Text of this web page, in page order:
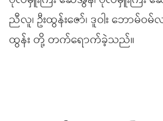
ညီလူ၊ ဦးထွန်းဇော်၊ ဒူဝါး ဘောမ်ဝမ်
ထွန်း တို့ တက်ရောက်ခဲ့သည်။